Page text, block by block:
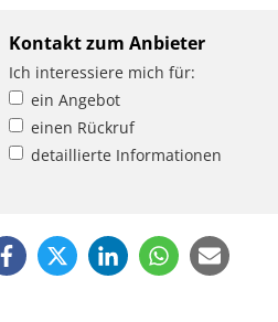
Kontakt zum Anbieter
Ich interessiere mich für:
ein Angebot
einen Rückruf
detaillierte Informationen